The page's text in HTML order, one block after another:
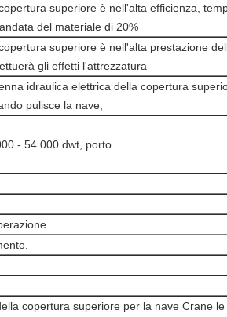
superiore è nell'alta efficienza,
del materiale di 20%
superiore è nell'alta prestazione
gli effetti l'attrezzatura
idraulica elettrica della copertura
pulisce la nave;
- 54.000 dwt, porto